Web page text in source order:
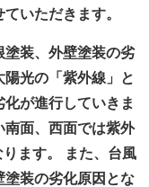
いただきます。
塗装、外壁塗装の劣
光の「紫外線」と
化が進行していきま
南面、西面では紫外
ます。 また、台風
塗装の劣化原因とな